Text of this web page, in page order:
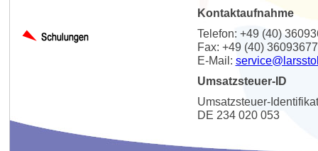
Kontaktaufnahme
Telefon: +49 (40)
Fax: +49 (40) 36093677
E-Mail:
Umsatzsteuer-ID
Umsatzsteuer-
DE 234 020 053